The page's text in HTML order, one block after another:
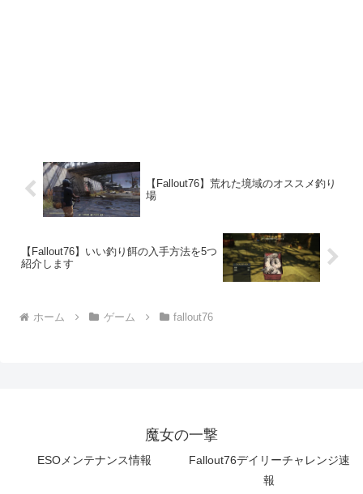
【Fallout76】荒れた境域のオススメ釣り
場
【Fallout76】いい釣り餌の入手方法を5つ
紹介します
ホーム ゲーム fallout76
魔女の一撃
ESOメンテナンス情報
Fallout76デイリーチャレンジ速
報